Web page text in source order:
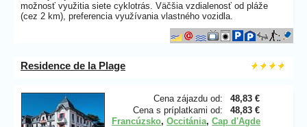
možnosť využitia siete cyklotrás. Väčšia vzdialenosť od pláže
(cez 2 km), preferencia využívania vlastného vozidla.
Residence de la Plage
Cena zájazdu od:
48,83 €
Cena s príplatkami od:
48,83 €
Francúzsko, Occitánia, Cap d'Agde